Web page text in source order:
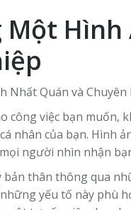
Hình
công việc bạn muốn,
nhân của bạn. Hình
người nhìn nhận
thân thông qua
yếu tố này phù